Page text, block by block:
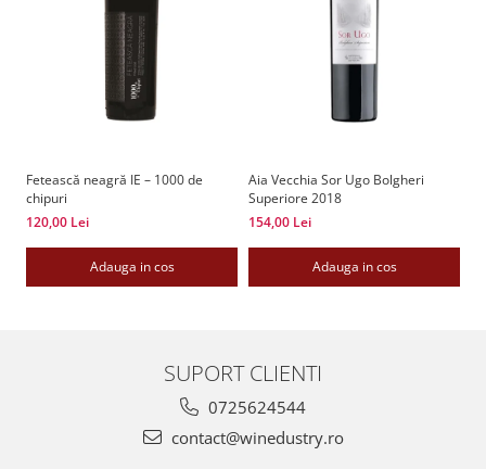
Fetească neagră IE – 1000 de
chipuri
120,00 Lei
Adauga in cos
Aia Vecchia Sor Ugo Bolgheri
Superiore 2018
154,00 Lei
Adauga in cos
SUPORT CLIENTI
0725624544
contact@winedustry.ro